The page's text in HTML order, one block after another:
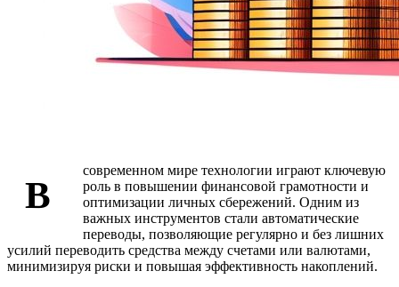
В
современном мире технологии играют ключевую
роль в повышении финансовой грамотности и
оптимизации личных сбережений. Одним из
важных инструментов стали автоматические
переводы, позволяющие регулярно и без лишних
усилий переводить средства между счетами или валютами,
минимизируя риски и повышая эффективность накоплений.